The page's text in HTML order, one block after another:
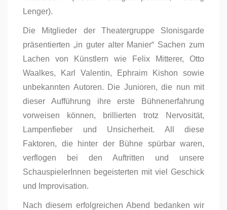
Lenger).
Die Mitglieder der Theatergruppe Slonisgarde
präsentierten „in guter alter Manier“ Sachen zum
Lachen von Künstlern wie Felix Mitterer, Otto
Waalkes, Karl Valentin, Ephraim Kishon sowie
unbekannten Autoren. Die Junioren, die nun mit
dieser Aufführung ihre erste Bühnenerfahrung
vorweisen können, brillierten trotz Nervosität,
Lampenfieber und Unsicherheit. All diese
Faktoren, die hinter der Bühne spürbar waren,
verflogen bei den Auftritten und unsere
SchauspielerInnen begeisterten mit viel Geschick
und Improvisation.
Nach diesem erfolgreichen Abend bedanken wir